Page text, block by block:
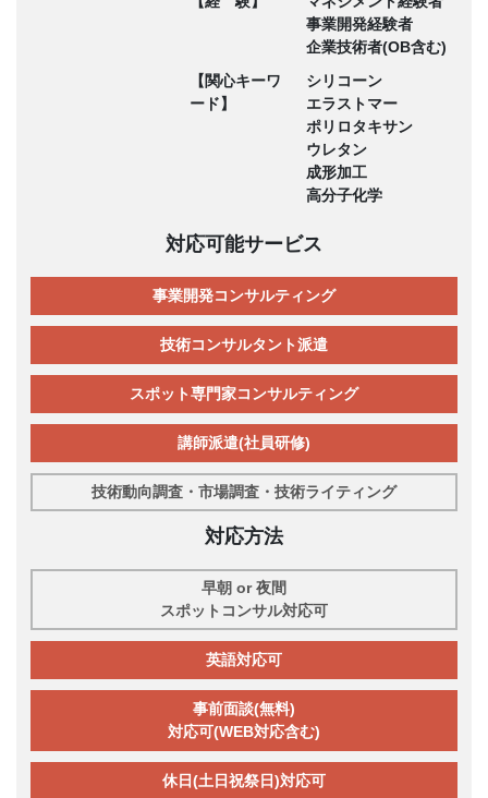
事業開発経験者
企業技術者(OB含む)
【関心キーワ
ード】
シリコーン
エラストマー
ポリロタキサン
ウレタン
成形加工
高分子化学
対応可能サービス
事業開発コンサルティング
技術コンサルタント派遣
スポット専門家コンサルティング
講師派遣(社員研修)
技術動向調査・市場調査・技術ライティング
対応方法
早朝 or 夜間
スポットコンサル対応可
英語対応可
事前面談(無料)
対応可(WEB対応含む)
休日(土日祝祭日)対応可